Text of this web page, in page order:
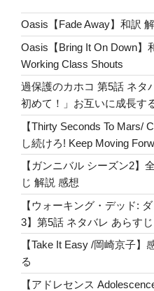
が
当
た
っ
た
よ！
au
ユ
ー
ザ
ー
必
見！”
の
ss
b
o
o
k
Oasis【Fade Away】和訳
Oasis【Bring It On Down】
Working Class Shouts
過保護のカホコ 第5話 ネタ
初めて！」お互いに成長す
【Thirty Seconds To Mars/
し続けろ! Keep Moving
【ガンニバル シーズン2】
じ 解説 感想
【ウォーキング・デッド:
3】第5話 ネタバレ あらす
【Take It Easy /岡崎京子
る
【アドレセンス